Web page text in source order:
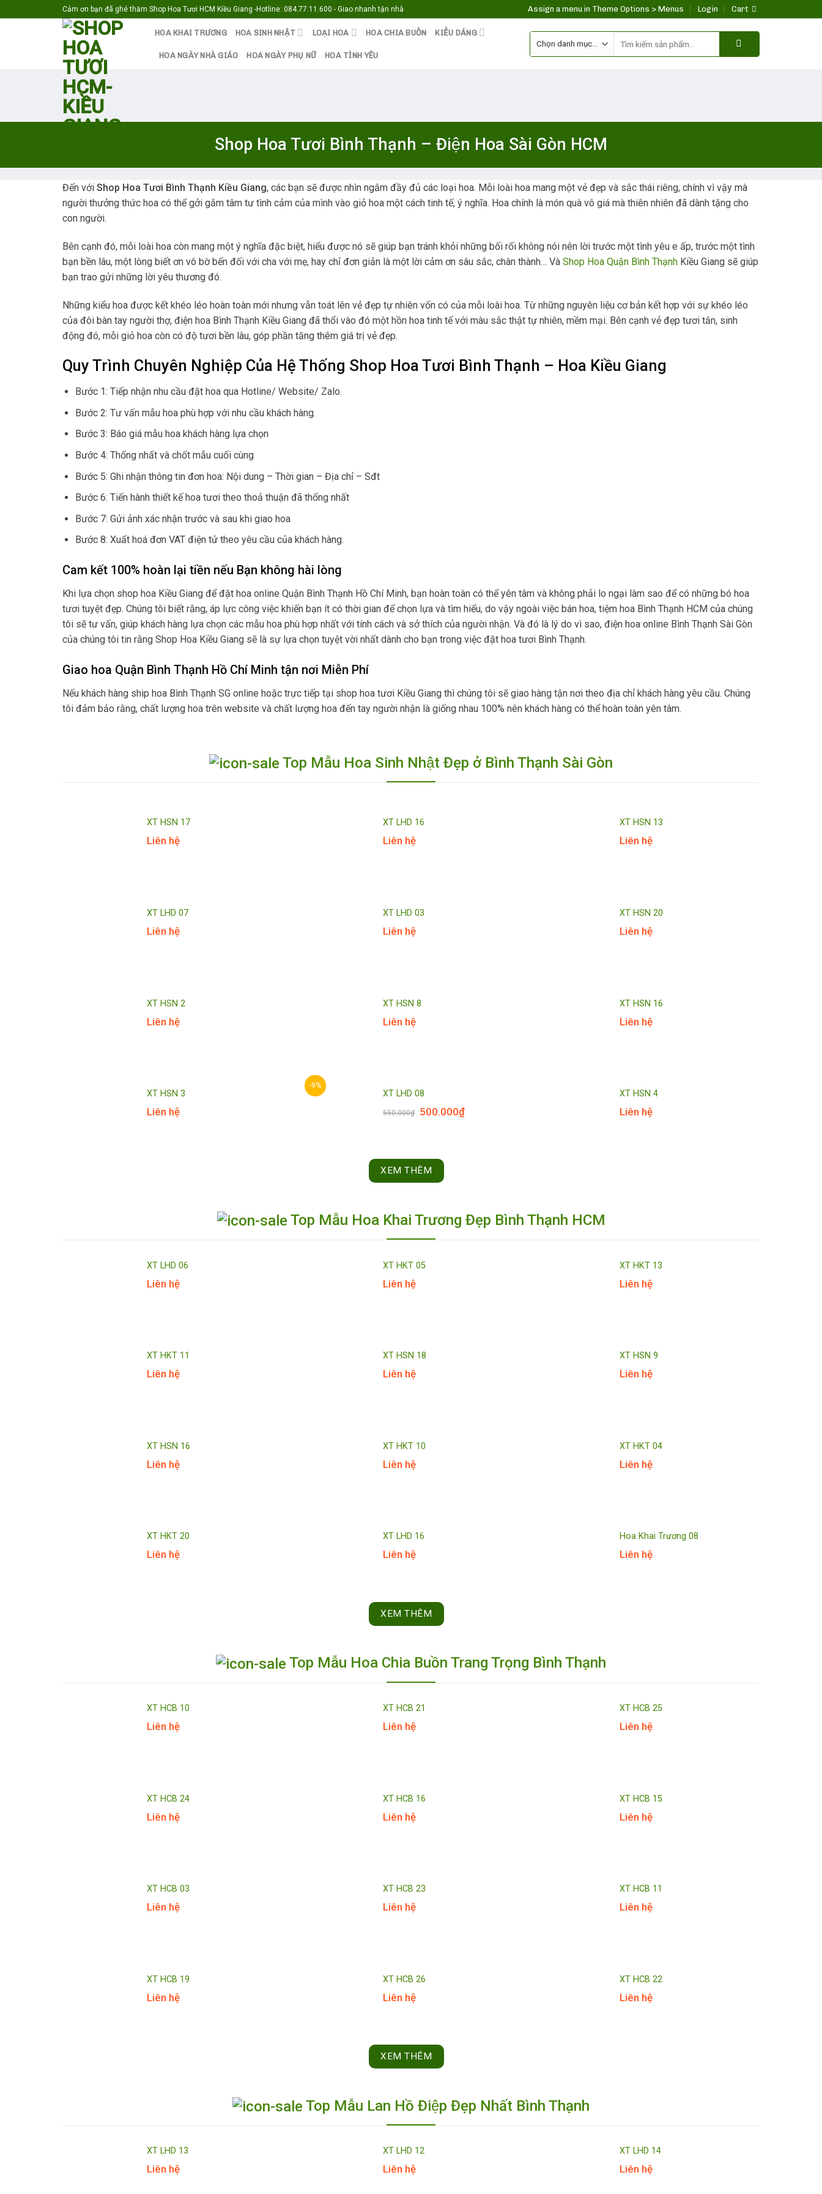
to
Cảm ơn bạn đã ghé thăm Shop Hoa Tươi HCM Kiều Giang -Hotline: 084.77.11.600 - Giao nhanh tận nhà Assign a menu in Theme Options > Menus Login Cart
HOA KHAI TRƯƠNG HOA SINH NHẬT LOẠI HOA HOA CHIA BUỒN KIỂU DÁNG
HOA NGÀY NHÀ GIÁO HOA NGÀY PHỤ NỮ HOA TÌNH YÊU
for:
Shop Hoa Tươi Bình Thạnh – Điện Hoa Sài Gòn HCM
Đến với Shop Hoa Tươi Bình Thạnh Kiều Giang, các bạn sẽ được nhìn ngắm đầy đủ các loại hoa. Mỗi loài hoa mang một vẻ đẹp và sắc thái riêng, chính vì vậy mà
người thưởng thức hoa có thể gởi gắm tâm tư tình cảm của mình vào giỏ hoa một cách tinh tế, ý nghĩa. Hoa chính là món quà vô giá mà thiên nhiên đã dành tặng cho
con người.
Bên cạnh đó, mỗi loài hoa còn mang một ý nghĩa đặc biệt, hiểu được nó sẽ giúp bạn tránh khỏi những bối rối không nói nên lời trước một tình yêu e ấp, trước một tình
bạn bền lâu, một lòng biết ơn vô bờ bến đối với cha với mẹ, hay chỉ đơn giản là một lời cảm ơn sâu sắc, chân thành… Và Shop Hoa Quận Bình Thạnh Kiều Giang sẽ giúp
bạn trao gửi những lời yêu thương đó.
Những kiểu hoa được kết khéo léo hoàn toàn mới nhưng vẫn toát lên vẻ đẹp tự nhiên vốn có của mỗi loài hoa. Từ những nguyên liệu cơ bản kết hợp với sự khéo léo
của đôi bàn tay người thợ, điện hoa Bình Thạnh Kiều Giang đã thổi vào đó một hồn hoa tinh tế với màu sắc thật tự nhiên, mềm mại. Bên cạnh vẻ đẹp tươi tắn, sinh
động đó, mỗi giỏ hoa còn có độ tươi bền lâu, góp phần tăng thêm giá trị vẻ đẹp.
Quy Trình Chuyên Nghiệp Của Hệ Thống Shop Hoa Tươi Bình Thạnh – Hoa Kiều Giang
Bước 1: Tiếp nhận nhu cầu đặt hoa qua Hotline/ Website/ Zalo.
Bước 2: Tư vấn mẫu hoa phù hợp với nhu cầu khách hàng.
Bước 3: Báo giá mẫu hoa khách hàng lựa chọn
Bước 4: Thống nhất và chốt mẫu cuối cùng
Bước 5: Ghi nhận thông tin đơn hoa: Nội dung – Thời gian – Địa chỉ – Sđt
Bước 6: Tiến hành thiết kế hoa tươi theo thoả thuận đã thống nhất
Bước 7: Gửi ảnh xác nhận trước và sau khi giao hoa
Bước 8: Xuất hoá đơn VAT điện tử theo yêu cầu của khách hàng.
Cam kết 100% hoàn lại tiền nếu Bạn không hài lòng
Khi lựa chọn shop hoa Kiều Giang để đặt hoa online Quận Bình Thạnh Hồ Chí Minh, bạn hoàn toàn có thể yên tâm và không phải lo ngại làm sao để có những bó hoa
tươi tuyệt đẹp. Chúng tôi biết rằng, áp lực công việc khiến bạn ít có thời gian để chọn lựa và tìm hiểu, do vậy ngoài việc bán hoa, tiệm hoa Bình Thạnh HCM của chúng
tôi sẽ tư vấn, giúp khách hàng lựa chọn các mẫu hoa phù hợp nhất với tính cách và sở thích của người nhận. Và đó là lý do vì sao, điện hoa online Bình Thạnh Sài Gòn
của chúng tôi tin rằng Shop Hoa Kiều Giang sẽ là sự lựa chọn tuyệt vời nhất dành cho bạn trong việc đặt hoa tươi Bình Thạnh.
Giao hoa Quận Bình Thạnh Hồ Chí Minh tận nơi Miễn Phí
Nếu khách hàng ship hoa Bình Thạnh SG online hoặc trực tiếp tại shop hoa tươi Kiều Giang thì chúng tôi sẽ giao hàng tận nơi theo địa chỉ khách hàng yêu cầu. Chúng
tôi đảm bảo rằng, chất lượng hoa trên website và chất lượng hoa đến tay người nhận là giống nhau 100% nên khách hàng có thể hoàn toàn yên tâm.
Top Mẫu Hoa Sinh Nhật Đẹp ở Bình Thạnh Sài Gòn
XT HSN 17
Liên hệ
XT LHD 16
Liên hệ
XT HSN 13
Liên hệ
XT LHD 07
Liên hệ
XT LHD 03
Liên hệ
XT HSN 20
Liên hệ
XT HSN 2
Liên hệ
XT HSN 8
Liên hệ
XT HSN 16
Liên hệ
XT HSN 3
Liên hệ
-9%
XT LHD 08
550.000₫ 500.000₫
XT HSN 4
Liên hệ
XEM THÊM
Top Mẫu Hoa Khai Trương Đẹp Bình Thạnh HCM
XT LHD 06
Liên hệ
XT HKT 05
Liên hệ
XT HKT 13
Liên hệ
XT HKT 11
Liên hệ
XT HSN 18
Liên hệ
XT HSN 9
Liên hệ
XT HSN 16
Liên hệ
XT HKT 10
Liên hệ
XT HKT 04
Liên hệ
XT HKT 20
Liên hệ
XT LHD 16
Liên hệ
Hoa Khai Trương 08
Liên hệ
XEM THÊM
Top Mẫu Hoa Chia Buồn Trang Trọng Bình Thạnh
XT HCB 10
Liên hệ
XT HCB 21
Liên hệ
XT HCB 25
Liên hệ
XT HCB 24
Liên hệ
XT HCB 16
Liên hệ
XT HCB 15
Liên hệ
XT HCB 03
Liên hệ
XT HCB 23
Liên hệ
XT HCB 11
Liên hệ
XT HCB 19
Liên hệ
XT HCB 26
Liên hệ
XT HCB 22
Liên hệ
XEM THÊM
Top Mẫu Lan Hồ Điệp Đẹp Nhất Bình Thạnh
XT LHD 13
Liên hệ
XT LHD 12
Liên hệ
XT LHD 14
Liên hệ